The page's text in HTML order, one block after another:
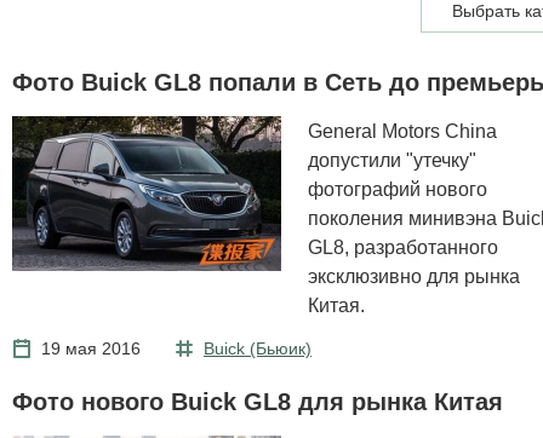
Выбрать
Фото Buick GL8 попали в Сеть до
General Motors China
допустили "утечку"
фотографий нового
поколения минивэна
GL8, разработанного
эксклюзивно для рынка
Китая.
19 мая 2016 Buick (Бьюик)
Фото нового Buick GL8 для рынка Китая